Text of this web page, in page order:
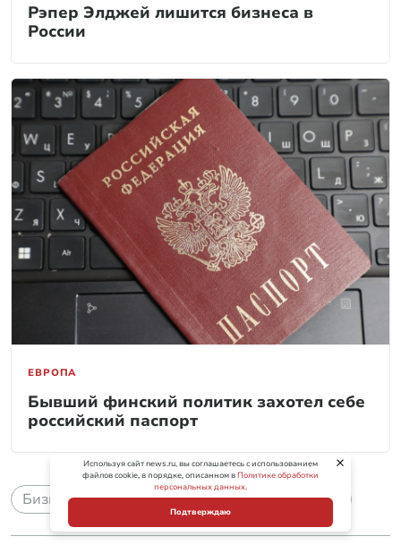
Рэпер Элджей лишится бизнеса в
России
ЕВРОПА
Бывший финский политик захотел себе
российский паспорт
Бизнес гражданство РФ Россия СВО
Используя сайт news.ru, вы соглашаетесь с использованием
файлов cookie, в порядке, описанном вПолитике обработки
персональных данных.
Подтверждаю